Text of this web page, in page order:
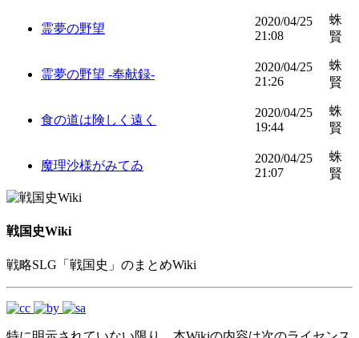
霊夢の野望
2020/04/25
21:08
蛛
賢
霊夢の野望 -奉献録-
2020/04/25
21:26
蛛
賢
食の道は険しく遠く
2020/04/25
19:44
蛛
賢
魔理沙様がみてゐ
2020/04/25
21:07
蛛
賢
戦国史Wiki
戦略SLG「戦国史」のまとめWiki